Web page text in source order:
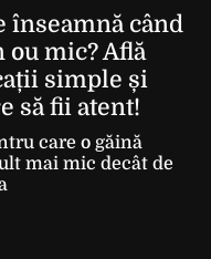
înseamnă când
ou mic? Află
simple și
să fii atent!
care o găină
mai mic decât de